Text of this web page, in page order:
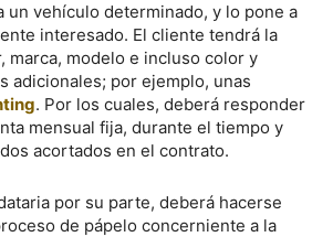
un vehículo determinado, y lo pone a
interesado. El cliente tendrá la
marca, modelo e incluso color y
adicionales; por ejemplo, unas
. Por los cuales, deberá responder
mensual fija, durante el tiempo y
acortados en el contrato.
por su parte, deberá hacerse
de pápelo concerniente a la